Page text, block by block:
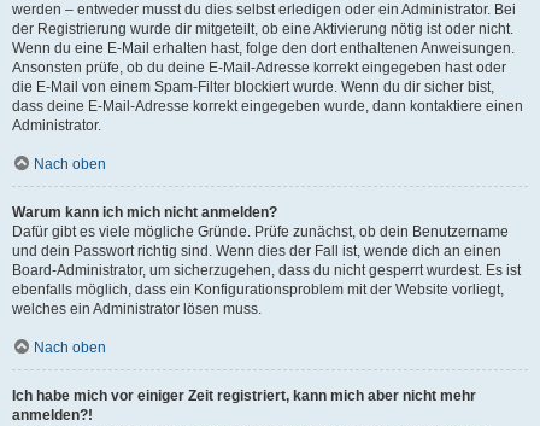
werden – entweder musst du dies selbst erledigen oder ein Administrator. Bei
der Registrierung wurde dir mitgeteilt, ob eine Aktivierung nötig ist oder nicht.
Wenn du eine E-Mail erhalten hast, folge den dort enthaltenen Anweisungen.
Ansonsten prüfe, ob du deine E-Mail-Adresse korrekt eingegeben hast oder
die E-Mail von einem Spam-Filter blockiert wurde. Wenn du dir sicher bist,
dass deine E-Mail-Adresse korrekt eingegeben wurde, dann kontaktiere einen
Administrator.
Nach oben
Warum kann ich mich nicht anmelden?
Dafür gibt es viele mögliche Gründe. Prüfe zunächst, ob dein Benutzername
und dein Passwort richtig sind. Wenn dies der Fall ist, wende dich an einen
Board-Administrator, um sicherzugehen, dass du nicht gesperrt wurdest. Es ist
ebenfalls möglich, dass ein Konfigurationsproblem mit der Website vorliegt,
welches ein Administrator lösen muss.
Nach oben
Ich habe mich vor einiger Zeit registriert, kann mich aber nicht mehr
anmelden?!